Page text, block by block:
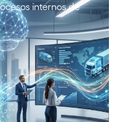
internos de